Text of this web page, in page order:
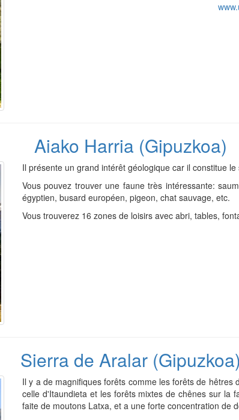
Aiako Harria (Gipuzkoa)
Il présente un grand intérêt géologique car il constitue
Vous pouvez trouver une faune très intéressante:
égyptien, busard européen, pigeon, chat sauvage, etc.
Vous trouverez 16 zones de loisirs avec abri, tables,
Sierra de Aralar (Gipuzkoa)
Il y a de magnifiques forêts comme les forêts de
celle d'Itaundieta et les forêts mixtes de chênes sur la
faite de moutons Latxa, et a une forte concentration de